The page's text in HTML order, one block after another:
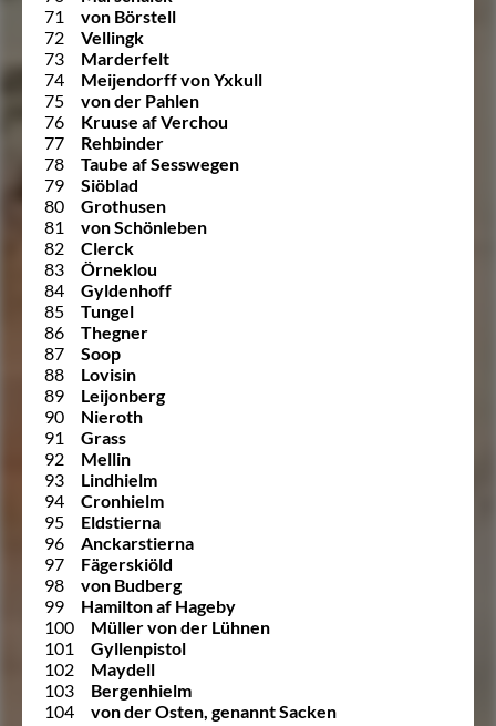
71
von Börstell
72
Vellingk
73
Marderfelt
74
Meijendorff von Yxkull
75
von der Pahlen
76
Kruuse af Verchou
77
Rehbinder
78
Taube af Sesswegen
79
Siöblad
80
Grothusen
81
von Schönleben
82
Clerck
83
Örneklou
84
Gyldenhoff
85
Tungel
86
Thegner
87
Soop
88
Lovisin
89
Leijonberg
90
Nieroth
91
Grass
92
Mellin
93
Lindhielm
94
Cronhielm
95
Eldstierna
96
Anckarstierna
97
Fägerskiöld
98
von Budberg
99
Hamilton af Hageby
100
Müller von der Lühnen
101
Gyllenpistol
102
Maydell
103
Bergenhielm
104
von der Osten, genannt Sacken